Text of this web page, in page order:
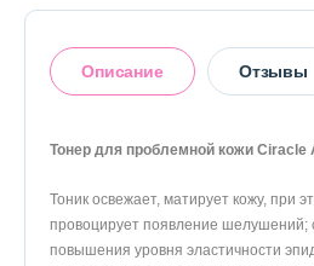
Контактная информация
Телефон Whats’APP Telegram
Описание Отзывы
Тонер для проблемной кожи Ciracle
Тоник освежает, матирует кожу, при
провоцирует появление шелушений;
повышения уровня эластичности
Оставить отзыв